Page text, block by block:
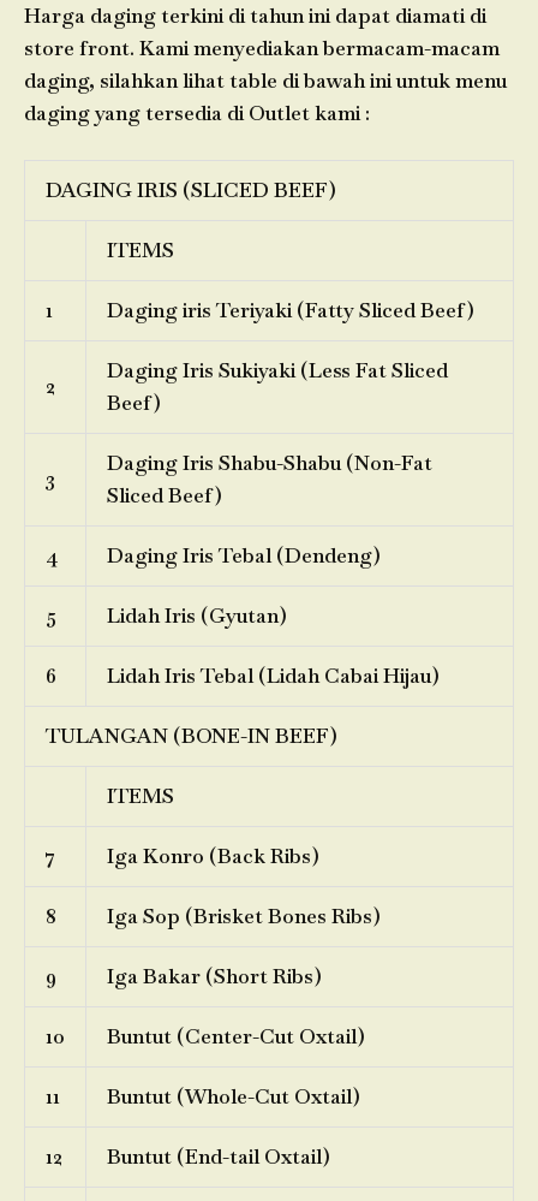
Harga daging terkini di tahun ini dapat diamati di
store front. Kami menyediakan bermacam-macam
daging, silahkan lihat table di bawah ini untuk menu
daging yang tersedia di Outlet kami :
DAGING IRIS (SLICED BEEF)
ITEMS
1 Daging iris Teriyaki (Fatty Sliced Beef)
2
Daging Iris Sukiyaki (Less Fat Sliced
Beef)
3
Daging Iris Shabu-Shabu (Non-Fat
Sliced Beef)
4 Daging Iris Tebal (Dendeng)
5 Lidah Iris (Gyutan)
6 Lidah Iris Tebal (Lidah Cabai Hijau)
TULANGAN (BONE-IN BEEF)
ITEMS
7 Iga Konro (Back Ribs)
8 Iga Sop (Brisket Bones Ribs)
9 Iga Bakar (Short Ribs)
10 Buntut (Center-Cut Oxtail)
11 Buntut (Whole-Cut Oxtail)
12 Buntut (End-tail Oxtail)